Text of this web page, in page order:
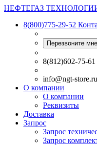
НЕФТЕГАЗ
8(800)775-29-52
Перезвоните мне
8(812)602-75-61
info@ngt-store.ru
О компании
О компании
Реквизиты
Доставка
Запрос
Запрос
Запрос